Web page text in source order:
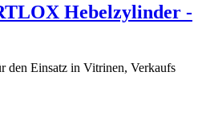
Hebelzylinder -
Einsatz in Vitrinen, Verkaufs